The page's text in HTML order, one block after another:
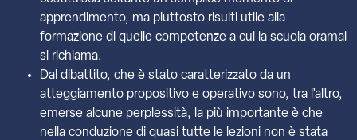
apprendimento, ma piuttosto risulti utile alla
formazione di quelle competenze a cui la scuola oramai
si richiama.
Dal dibattito, che è stato caratterizzato da un
atteggiamento propositivo e operativo sono, tra l’altro,
emerse alcune perplessità, la più importante è che
nella conduzione di quasi tutte le lezioni non è stata